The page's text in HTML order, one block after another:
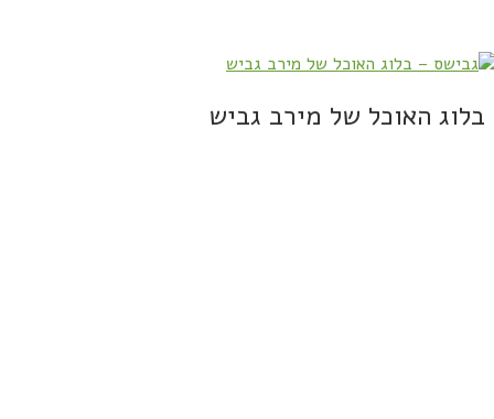
בלוג האוכל של מירב גביש